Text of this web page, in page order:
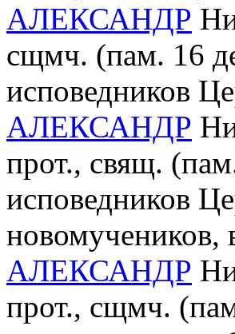
АЛЕКСАНДР
сщмч. (пам. 16
исповедников
АЛЕКСАНДР
прот., свящ.
исповедников
новомучеников,
АЛЕКСАНДР
прот., сщмч.